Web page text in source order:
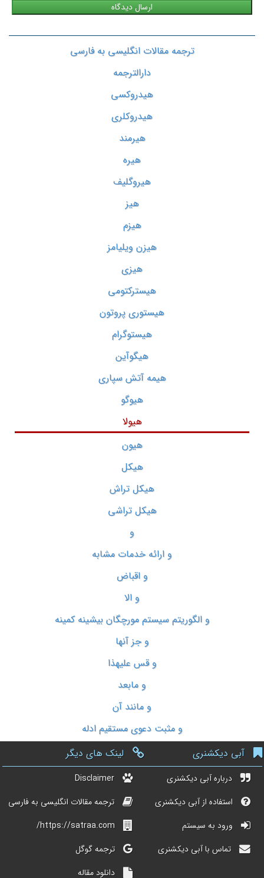
ترجمه مقالات انگلیسی به فارسی
دارالترجمه
هیدروکسی
هیدروکلری
هیرمند
هیره
هیروگلیف
هیز
هیزم
هیزن ویلیامز
هیزی
هیسترکتومی
هیستوری پروتون
هیستوگرام
هیگوآین
هیمه آتش سپاری
هیوگو
هیولا
هیون
هیکل
هیکل تراش
هیکل تراشی
و
و ارائه خدمات مشابه
و اقباض
و الا
و الگوریتم سیستم مورچگان بیشینه کمینه
و جز آنها
و قس علیهذا
و مابعد
و مانند آن
و مثبت دعوی مستقیم ادله
آبی دیکشنری
درباره آبی دیکشنری
استفاده از آبی دیکشنری
ورود به سیستم
تماس با آبی دیکشنری
لینک های دیگر
Disclaimer
ترجمه مقالات انگلیسی به فارسی
https://satraa.com/
ترجمه گوگل
دانلود مقاله